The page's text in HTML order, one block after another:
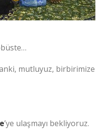
mutluyuz, birbirimize
’ye ulaşmayı bekliyoruz.